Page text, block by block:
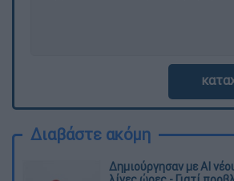
Διαβάστε ακόμη
Δημιούργησαν με AI